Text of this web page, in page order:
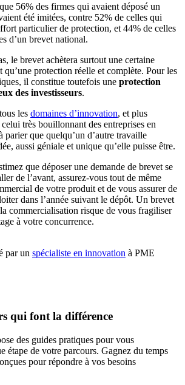
56% des firmes qui avaient déposé un
été imitées, contre 52% de celles qui
particulier de protection, et 44% de celles
d’un brevet national.
le brevet achètera surtout une certaine
qu’une protection réelle et complète. Pour les
il constitue toutefois une protection
des investisseurs.
les domaines d’innovation, et plus
très bouillonnant des entreprises en
parier que quelqu’un d’autre travaille
aussi géniale et unique qu’elle puisse être.
que déposer une demande de brevet se
de l’avant, assurez-vous tout de même
de votre produit et de vous assurer de
dans l’année suivant le dépôt. Un brevet
commercialisation risque de vous fragiliser
à votre concurrence.
par un spécialiste en innovation à PME
qui font la différence
des guides pratiques pour vous
étape de votre parcours. Gagnez du temps
pour répondre à vos besoins